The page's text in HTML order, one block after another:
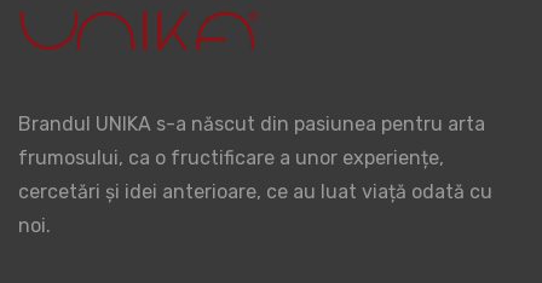
Brandul UNIKA s-a născut din pasiunea pentru arta
frumosului, ca o fructificare a unor experiențe,
cercetări și idei anterioare, ce au luat viață odată cu
noi.